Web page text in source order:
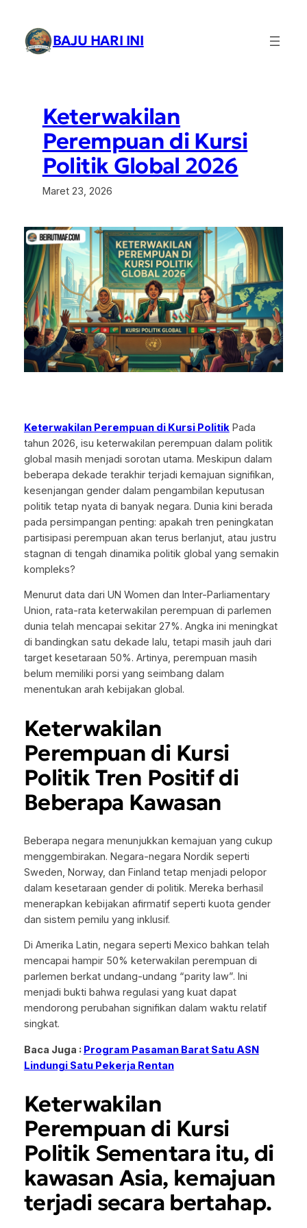
konten
BAJU HARI INI
Keterwakilan
Perempuan di Kursi
Politik Global 2026
Maret 23, 2026
Keterwakilan Perempuan di Kursi PolitikPada
tahun 2026, isu keterwakilan perempuan dalam politik
global masih menjadi sorotan utama. Meskipun dalam
beberapa dekade terakhir terjadi kemajuan signifikan,
kesenjangan gender dalam pengambilan keputusan
politik tetap nyata di banyak negara. Dunia kini berada
pada persimpangan penting: apakah tren peningkatan
partisipasi perempuan akan terus berlanjut, atau justru
stagnan di tengah dinamika politik global yang semakin
kompleks?
Menurut data dari UN Women dan Inter-Parliamentary
Union, rata-rata keterwakilan perempuan di parlemen
dunia telah mencapai sekitar 27%. Angka ini meningkat
di bandingkan satu dekade lalu, tetapi masih jauh dari
target kesetaraan 50%. Artinya, perempuan masih
belum memiliki porsi yang seimbang dalam
menentukan arah kebijakan global.
Keterwakilan
Perempuan di Kursi
Politik Tren Positif di
Beberapa Kawasan
Beberapa negara menunjukkan kemajuan yang cukup
menggembirakan. Negara-negara Nordik seperti
Sweden, Norway, dan Finland tetap menjadi pelopor
dalam kesetaraan gender di politik. Mereka berhasil
menerapkan kebijakan afirmatif seperti kuota gender
dan sistem pemilu yang inklusif.
Di Amerika Latin, negara seperti Mexico bahkan telah
mencapai hampir 50% keterwakilan perempuan di
parlemen berkat undang-undang “parity law”. Ini
menjadi bukti bahwa regulasi yang kuat dapat
mendorong perubahan signifikan dalam waktu relatif
singkat.
Baca Juga : Program Pasaman Barat Satu ASN
Lindungi Satu Pekerja Rentan
Keterwakilan
Perempuan di Kursi
Politik Sementara itu, di
kawasan Asia, kemajuan
terjadi secara bertahap.